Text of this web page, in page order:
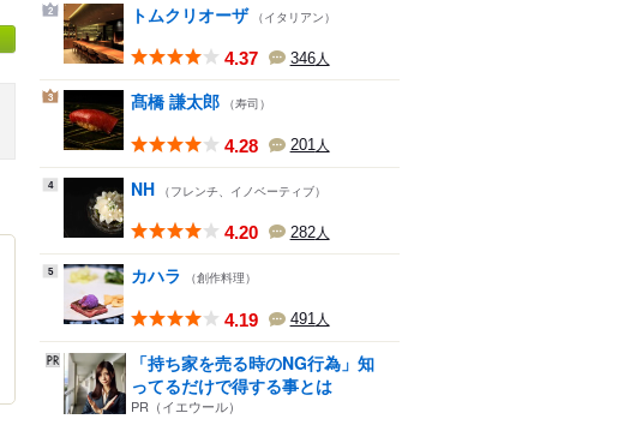
2 トムクリオーザ （イタリアン）
4.37 346人
3 髙橋 謙太郎 （寿司）
4.28 201人
4 NH （フレンチ、イノベーティブ）
4.20 282人
5 カハラ （創作料理）
4.19 491人
「持ち家を売る時のNG行為」知
ってるだけで得する事とは
PR（イエウール）